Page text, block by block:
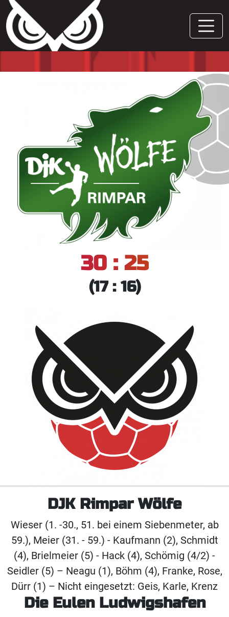
30 : 25
(17 : 16)
DJK Rimpar Wölfe
Wieser (1. -30., 51. bei einem Siebenmeter, ab
59.), Meier (31. - 59.) - Kaufmann (2), Schmidt
(4), Brielmeier (5) - Hack (4), Schömig (4/2) -
Seidler (5) – Neagu (1), Böhm (4), Franke, Rose,
Dürr (1) – Nicht eingesetzt: Geis, Karle, Krenz
Die Eulen Ludwigshafen